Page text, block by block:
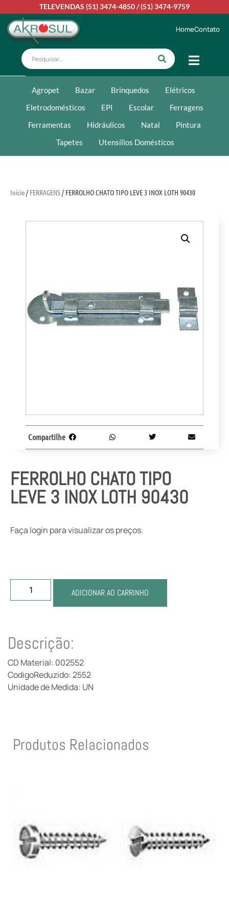
TELEVENDAS (51) 3474-4850/(51) 3474-9759
HomeContato
Agropet Bazar Brinquedos
Elétricos
Eletrodomésticos
EPI Escolar
Ferragens
Ferramentas
Hidráulicos Natal
Pintura
Tapetes
Utensílios Domésticos
Início/ FERRAGENS/ FERROLHO CHATO TIPO LEVE 3 INOX LOTH 90430
FERROLHO CHATO TIPO
LEVE 3 INOX LOTH 90430
Faça login para visualizar os preços.
ADICIONAR AO CARRINHO
Compartilhe
Descrição:
CD Material: 002552
CodigoReduzido: 2552
Unidade de Medida: UN
Produtos Relacionados